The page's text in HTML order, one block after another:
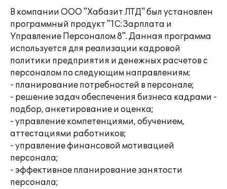
В компании ООО "Хабазит ЛТД" был установлен
программный продукт "1С:Зарплата и
Управление Персоналом 8". Данная программа
используется для реализации кадровой
политики предприятия и денежных расчетов с
персоналом по следующим направлениям:
- планирование потребностей в персонале;
- решение задач обеспечения бизнеса кадрами -
подбор, анкетирование и оценка;
- управление компетенциями, обучением,
аттестациями работников;
- управление финансовой мотивацией
персонала;
- эффективное планирование занятости
персонала;